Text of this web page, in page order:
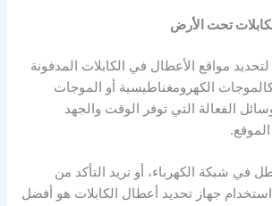
تحت الأرض
مواقع الأعطال في الكابلات المدفونة
الكهرومغناطيسية أو الموجات
الفعالة التي توفر الوقت والجهد
في شبكة الكهرباء، أو تريد التأكد من
جهاز تحديد أعطال الكابلات هو أفضل